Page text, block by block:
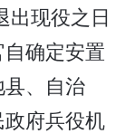
出现役之日
确定安置
、自治
府兵役机